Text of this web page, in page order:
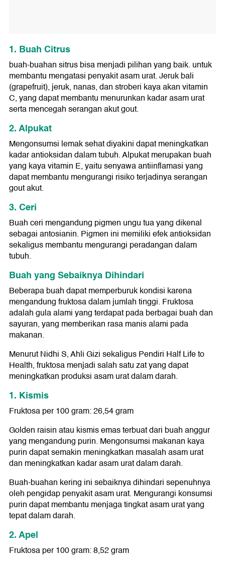
1. Buah Citrus
buah-buahan sitrus bisa menjadi pilihan yang baik. untuk
membantu mengatasi penyakit asam urat. Jeruk bali
(grapefruit), jeruk, nanas, dan stroberi kaya akan vitamin
C, yang dapat membantu menurunkan kadar asam urat
serta mencegah serangan akut gout.
2. Alpukat
Mengonsumsi lemak sehat diyakini dapat meningkatkan
kadar antioksidan dalam tubuh. Alpukat merupakan buah
yang kaya vitamin E, yaitu senyawa antiinflamasi yang
dapat membantu mengurangi risiko terjadinya serangan
gout akut.
3. Ceri
Buah ceri mengandung pigmen ungu tua yang dikenal
sebagai antosianin. Pigmen ini memiliki efek antioksidan
sekaligus membantu mengurangi peradangan dalam
tubuh.
Buah yang Sebaiknya Dihindari
Beberapa buah dapat memperburuk kondisi karena
mengandung fruktosa dalam jumlah tinggi. Fruktosa
adalah gula alami yang terdapat pada berbagai buah dan
sayuran, yang memberikan rasa manis alami pada
makanan.
Menurut Nidhi S, Ahli Gizi sekaligus Pendiri Half Life to
Health, fruktosa menjadi salah satu zat yang dapat
meningkatkan produksi asam urat dalam darah.
1. Kismis
Fruktosa per 100 gram: 26,54 gram
Golden raisin atau kismis emas terbuat dari buah anggur
yang mengandung purin. Mengonsumsi makanan kaya
purin dapat semakin meningkatkan masalah asam urat
dan meningkatkan kadar asam urat dalam darah.
Buah-buahan kering ini sebaiknya dihindari sepenuhnya
oleh pengidap penyakit asam urat. Mengurangi konsumsi
purin dapat membantu menjaga tingkat asam urat yang
tepat dalam darah.
2. Apel
Fruktosa per 100 gram: 8,52 gram